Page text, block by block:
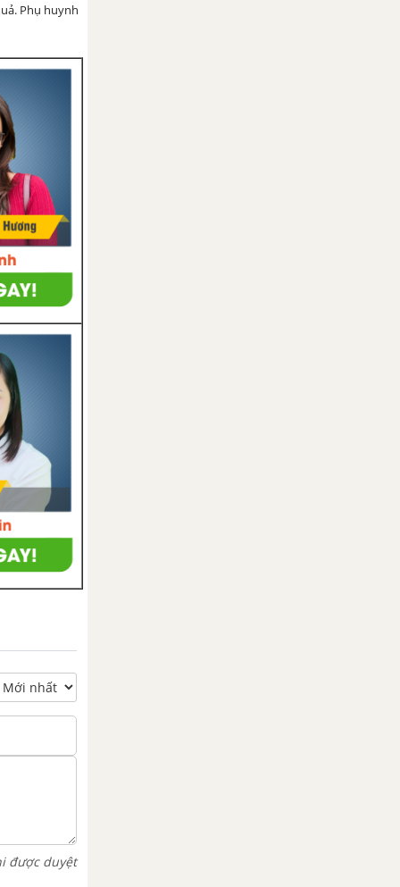
Phụ huynh
được duyệt